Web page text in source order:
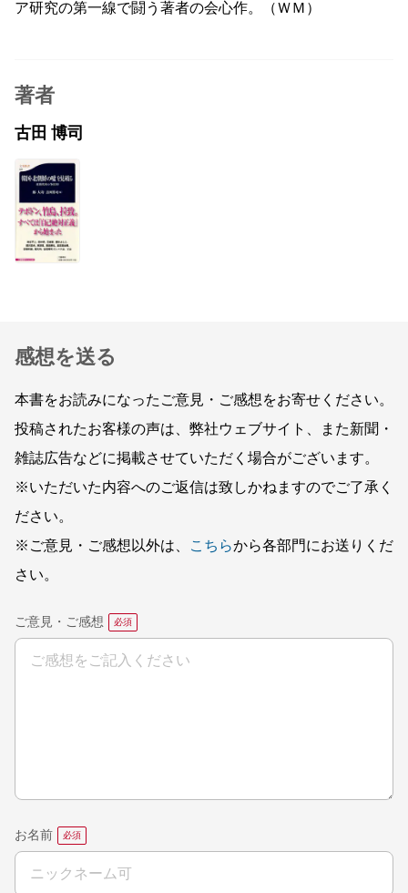
ア研究の第一線で闘う著者の会心作。（ＷＭ）
著者
古田 博司
感想を送る
本書をお読みになったご意見・ご感想をお寄せください。
投稿されたお客様の声は、弊社ウェブサイト、また新聞・
雑誌広告などに掲載させていただく場合がございます。
※いただいた内容へのご返信は致しかねますのでご了承く
ださい。
※ご意見・ご感想以外は、
こちらから各部門にお送りくだ
さい。
ご意見・ご感想
お名前